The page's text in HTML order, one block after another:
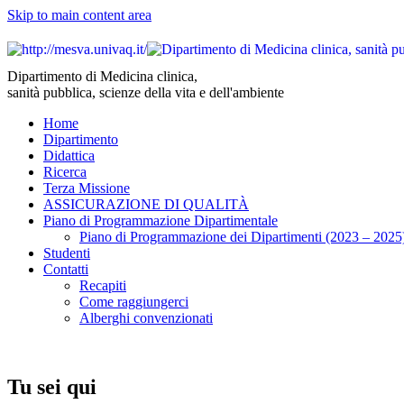
Skip to main content area
Dipartimento di Medicina clinica,
sanità pubblica, scienze della vita e dell'ambiente
Home
Dipartimento
Didattica
Ricerca
Terza Missione
ASSICURAZIONE DI QUALITÀ
Piano di Programmazione Dipartimentale
Piano di Programmazione dei Dipartimenti (2023 –
Studenti
Contatti
Recapiti
Come raggiungerci
Alberghi convenzionati
Tu sei qui